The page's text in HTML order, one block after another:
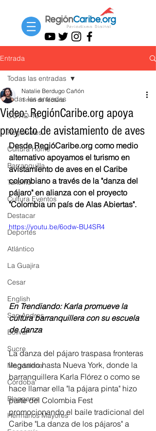
Entrada
Todas las entradas
COVID-19
Regionales
Cultura Home
Barranquilla
Turismo
Cultura Eventos
Destacar
Deportes
Atlántico
La Guajira
Cesar
English
San Andres
Bolívar
Sucre
Magdalena
Córdoba
Bloggeros
Hermanos Mayores
Todas las entradas
Video: RegiónCaribe.org apoya
proyecto de avistamiento de aves
Natalie Berdugo Cañón
1 min de lectura
Desde RegióCaribe.org como medio
alternativo apoyamos el turismo en
avistamiento de aves en el Caribe
colombiano a través de la "danza del
pájaro" en alianza con el proyecto
"Colombia un país de Alas Abiertas".
https://youtu.be/6odw-BU4SR4
En Trendiando: Karla promueve la
cultura barranquillera con su escuela
de danza
La danza del pájaro traspasa fronteras
llegando hasta Nueva York, donde la
barranquillera Karla Flórez o como se
hace llamar ella "la pájara pinta" hizo
parte del Colombia Fest
promocionando el baile tradicional del
Caribe "La danza de los pájaros" a